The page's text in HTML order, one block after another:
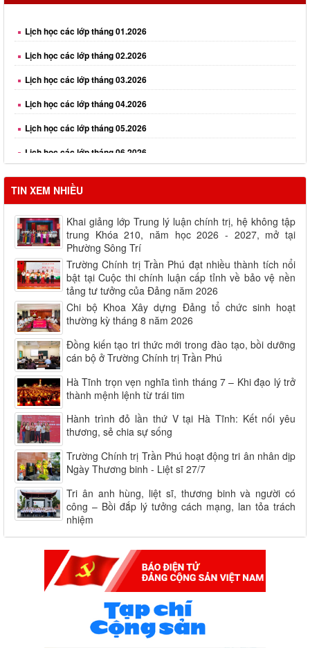
Lịch học các lớp tháng 02.2026
Lịch học các lớp tháng 03.2026
Lịch học các lớp tháng 04.2026
Lịch học các lớp tháng 05.2026
Lịch học các lớp tháng 06.2026
TIN XEM NHIỀU
Khai giảng lớp Trung lý luận chính trị, hệ không tập
trung Khóa 210, năm học 2026 - 2027, mở tại
Phường Sông Trí
Trường Chính trị Trần Phú đạt nhiều thành tích nổi
bật tại Cuộc thi chính luận cấp tỉnh về bảo vệ nền
tảng tư tưởng của Đảng năm 2026
Chi bộ Khoa Xây dựng Đảng tổ chức sinh hoạt
thường kỳ tháng 8 năm 2026
Đồng kiến tạo tri thức mới trong đào tạo, bồi dưỡng
cán bộ ở Trường Chính trị Trần Phú
Hà Tĩnh trọn vẹn nghĩa tình tháng 7 – Khi đạo lý trở
thành mệnh lệnh từ trái tim
Hành trình đỏ lần thứ V tại Hà Tĩnh: Kết nối yêu
thương, sẻ chia sự sống
Trường Chính trị Trần Phú hoạt động tri ân nhân dịp
Ngày Thương binh - Liệt sĩ 27/7
Tri ân anh hùng, liệt sĩ, thương binh và người có
công – Bồi đắp lý tưởng cách mạng, lan tỏa trách
nhiệm